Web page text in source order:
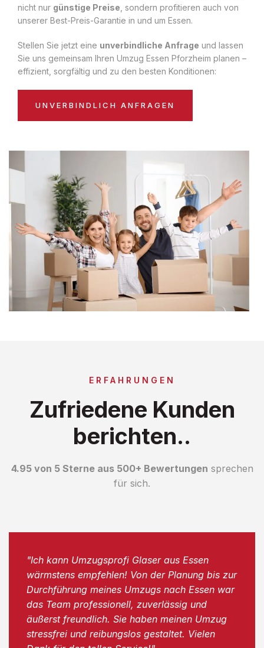
nicht nur günstige Preise , sondern profitieren auch von
unserer Best-Preis-Garantie in und um Essen.
Stellen Sie jetzt eine unverbindliche Anfrage und lassen
Sie uns gemeinsam Ihren Umzug Essen Pforzheim planen –
effizient, sorgfältig und zu den besten Konditionen:
UNVERBINDLICH ANFRAGEN
ERFAHRUNGEN
Zufriedene Kunden
berichten..
4.95 von 5 Sterne aus 500+ Bewertungen sprechen
für sich.
"Ich kann Umzugsprofi Glaser aus Essen
wärmstens empfehlen! Von der Planung bis zur
Durchführung meines Umzugs nach Essen war
das Team professionell, zuverlässig und
äußerst freundlich. Sie haben meinen Umzug
stressfrei und reibungslos gestaltet. Vielen